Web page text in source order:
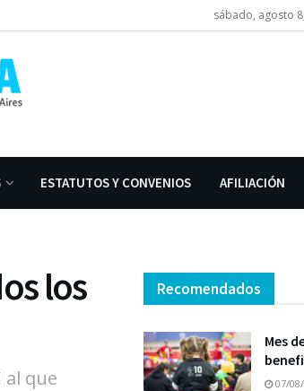
sábado, agosto
ESTATUTOS Y CONVENIOS AFILIACIÓN
los
al que
Recomendados
Mes
07/